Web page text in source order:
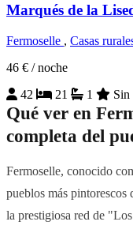
Marqués de la
Fermoselle , Casas
46 € / noche
42
21 1 Sin
Qué ver en
completa del
Fermoselle, conocido
pueblos más
la prestigiosa red de